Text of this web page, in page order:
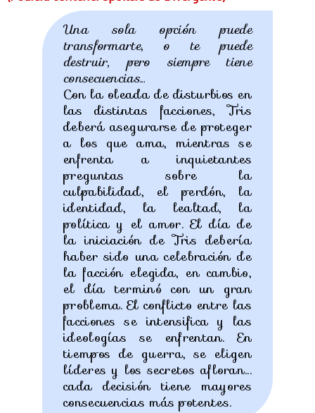
Una sola opción puede
transformarte, o te puede
destruir, pero siempre tiene
consecuencias...
Con la oleada de disturbios en
las distintas facciones, Tris
deberá asegurarse de proteger
a los que ama, mientras se
enfrenta a inquietantes
preguntas sobre la
culpabilidad, el perdón, la
identidad, la lealtad, la
política y el amor. El día de
la iniciación de Tris debería
haber sido una celebración de
la facción elegida, en cambio,
el día terminó con un gran
problema. El conflicto entre las
facciones se intensifica y las
ideologías se enfrentan. En
tiempos de guerra, se eligen
líderes y los secretos afloran...
cada decisión tiene mayores
consecuencias más potentes.